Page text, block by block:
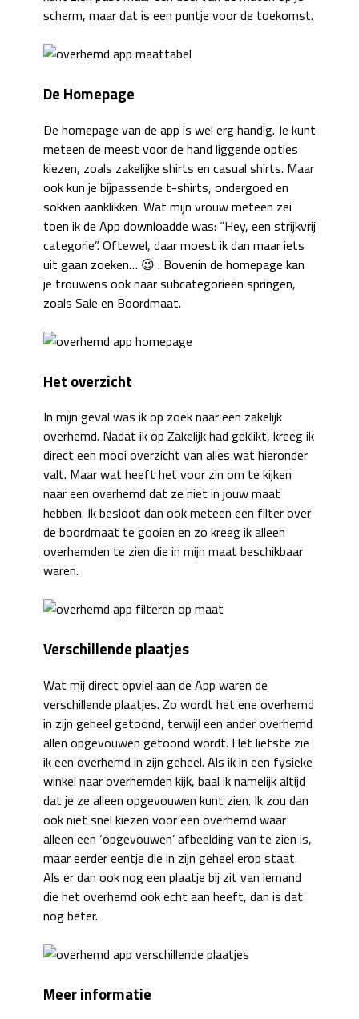
scherm, maar dat is een puntje voor de toekomst.
De Homepage
De homepage van de app is wel erg handig. Je kunt
meteen de meest voor de hand liggende opties
kiezen, zoals zakelijke shirts en casual shirts. Maar
ook kun je bijpassende t-shirts, ondergoed en
sokken aanklikken. Wat mijn vrouw meteen zei
toen ik de App downloadde was: “Hey, een strijkvrij
categorie”. Oftewel, daar moest ik dan maar iets
uit gaan zoeken… 😉 . Bovenin de homepage kan
je trouwens ook naar subcategorieën springen,
zoals Sale en Boordmaat.
Het overzicht
In mijn geval was ik op zoek naar een zakelijk
overhemd. Nadat ik op Zakelijk had geklikt, kreeg ik
direct een mooi overzicht van alles wat hieronder
valt. Maar wat heeft het voor zin om te kijken
naar een overhemd dat ze niet in jouw maat
hebben. Ik besloot dan ook meteen een filter over
de boordmaat te gooien en zo kreeg ik alleen
overhemden te zien die in mijn maat beschikbaar
waren.
Verschillende plaatjes
Wat mij direct opviel aan de App waren de
verschillende plaatjes. Zo wordt het ene overhemd
in zijn geheel getoond, terwijl een ander overhemd
allen opgevouwen getoond wordt. Het liefste zie
ik een overhemd in zijn geheel. Als ik in een fysieke
winkel naar overhemden kijk, baal ik namelijk altijd
dat je ze alleen opgevouwen kunt zien. Ik zou dan
ook niet snel kiezen voor een overhemd waar
alleen een ‘opgevouwen’ afbeelding van te zien is,
maar eerder eentje die in zijn geheel erop staat.
Als er dan ook nog een plaatje bij zit van iemand
die het overhemd ook echt aan heeft, dan is dat
nog beter.
Meer informatie